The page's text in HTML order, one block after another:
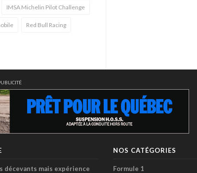
IMSA Michelin Pilot Challenge
Red Bull Racing
décevants mais expérience
NOS CATÉGORIES
Formule 1